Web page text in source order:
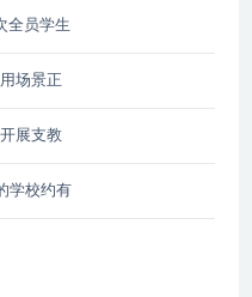
全员学生
场景正
展支教
学校约有